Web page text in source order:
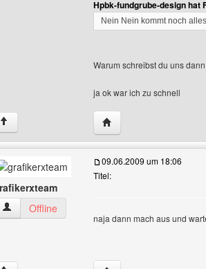
Hpbk-fundgrube-design hat
Nein Nein kommt noch
Warum schreibst du uns
ja ok war ich zu schnell
↑ Website dieses
grafikerxteam Benutzer-Profile anzeigen
Offline
09.06.2009 um 18:06
Titel:
naja dann mach aus und